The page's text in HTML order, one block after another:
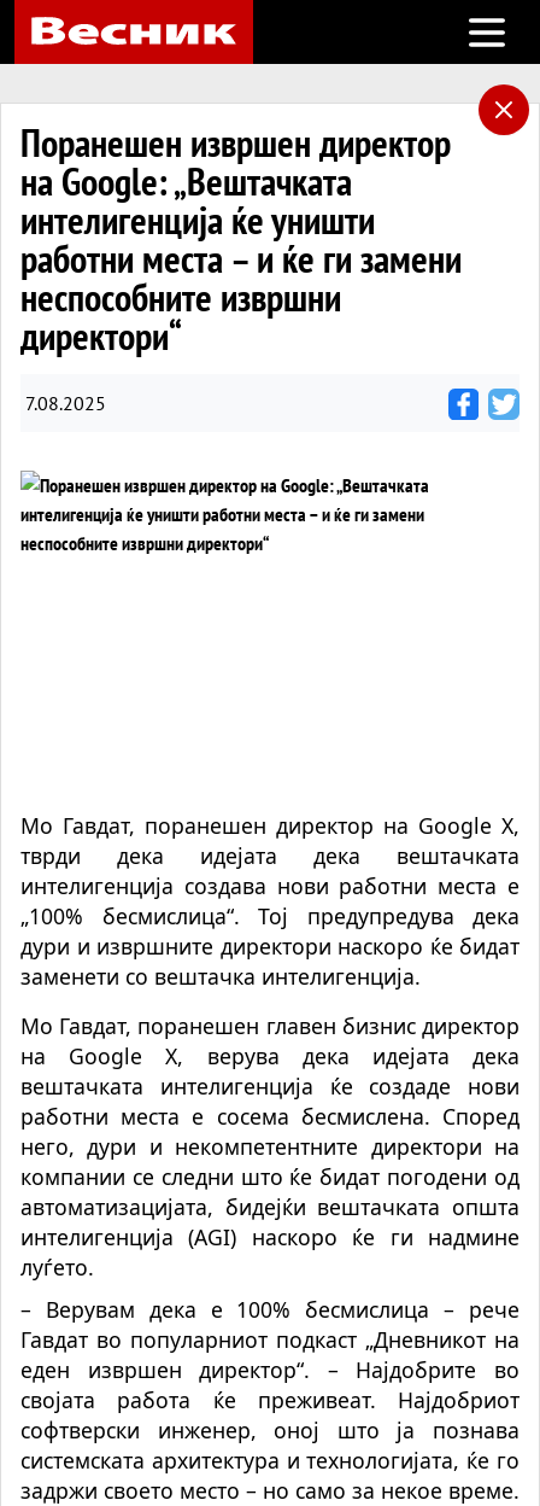
Open
Поранешен извршен директор
на Google: „Вештачката
интелигенција ќе уништи
работни места – и ќе ги замени
неспособните извршни
директори“
7.08.2025
Мо Гавдат, поранешен директор на Google X,
тврди дека идејата дека вештачката
интелигенција создава нови работни места е
„100% бесмислица“. Тој предупредува дека
дури и извршните директори наскоро ќе бидат
заменети со вештачка интелигенција.
Мо Гавдат, поранешен главен бизнис директор
на Google X, верува дека идејата дека
вештачката интелигенција ќе создаде нови
работни места е сосема бесмислена. Според
него, дури и некомпетентните директори на
компании се следни што ќе бидат погодени од
автоматизацијата, бидејќи вештачката општа
интелигенција (AGI) наскоро ќе ги надмине
луѓето.
– Верувам дека е 100% бесмислица – рече
Гавдат во популарниот подкаст „Дневникот на
еден извршен директор“. – Најдобрите во
својата работа ќе преживеат. Најдобриот
софтверски инженер, оној што ја познава
системската архитектура и технологијата, ќе го
задржи своето место – но само за некое време.